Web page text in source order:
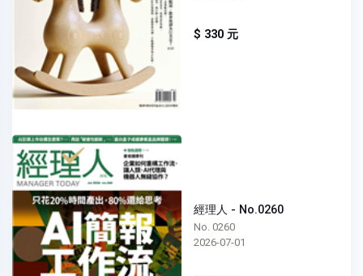
$ 330 元
經理人 - No.0260
No. 0260
2026-07-01